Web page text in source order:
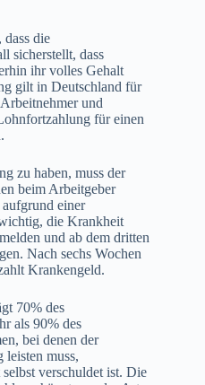
dass die
sicherstellt, dass
ihr volles Gehalt
gilt in Deutschland für
und
für einen
zu haben, muss der
beim Arbeitgeber
einer
die Krankheit
und ab dem dritten
Nach sechs Wochen
Krankengeld.
70% des
als 90% des
bei denen der
muss,
verschuldet ist. Die